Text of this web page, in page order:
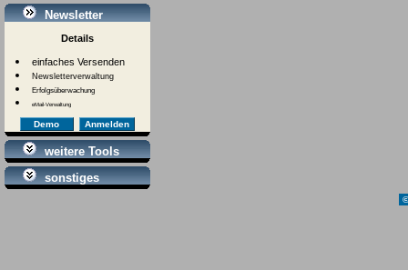
Newsletter
Details
einfaches Versenden
Newsletterverwaltung
Erfolgsüberwachung
eMail-Verwaltung
Demo Anmelden
weitere Tools
sonstiges